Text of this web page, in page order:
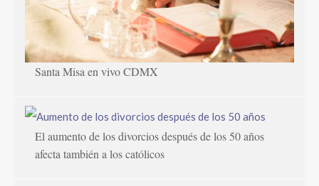
Santa Misa en vivo CDMX
El aumento de los divorcios después de los 50 años
afecta también a los católicos